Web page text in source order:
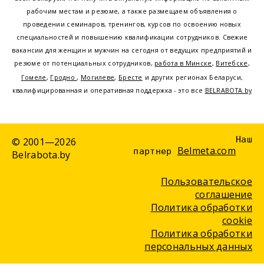
рабочим местам и резюме, а также размещаем объявления о
проведении семинаров, тренингов, курсов по освоению новых
специальностей и повышению квалификации сотрудников. Свежие
вакансии для женщин и мужчин на сегодня от ведущих предприятий и
резюме от потенциальных сотрудников, работа в Минске, Витебске,
Гомеле, Гродно, Могилеве, Бресте и других регионах Беларуси,
квалифицированная и оперативная поддержка - это все BELRABOTA.by
© 2001—2026
Belrabota.by
Наш
партнер
Belmeta.com
Пользовательское
соглашение
Политика обработки
cookie
Политика обработки
персональных данных